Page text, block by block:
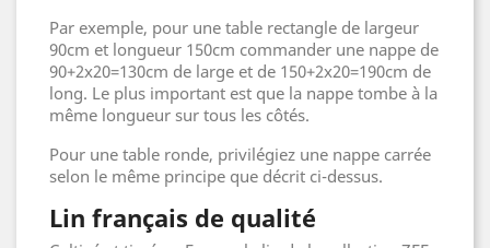
Par exemple, pour une table rectangle de largeur
90cm et longueur 150cm commander une nappe de
90+2x20=130cm de large et de 150+2x20=190cm de
long. Le plus important est que la nappe tombe à la
même longueur sur tous les côtés.
Pour une table ronde, privilégiez une nappe carrée
selon le même principe que décrit ci-dessus.
Lin français de qualité